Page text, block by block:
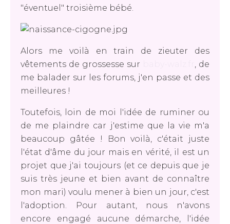
"éventuel" troisième bébé.
Alors me voilà en train de zieuter des
vêtements de grossesse sur
, de
me balader sur les forums, j'en passe et des
meilleures !
Toutefois, loin de moi l'idée de ruminer ou
de me plaindre car j'estime que la vie m'a
beaucoup gâtée ! Bon voilà, c'était juste
l'état d'âme du jour mais en vérité, il est un
projet que j'ai toujours (et ce depuis que je
suis très jeune et bien avant de connaître
mon mari) voulu mener à bien un jour, c'est
l'adoption. Pour autant, nous n'avons
encore engagé aucune démarche, l'idée